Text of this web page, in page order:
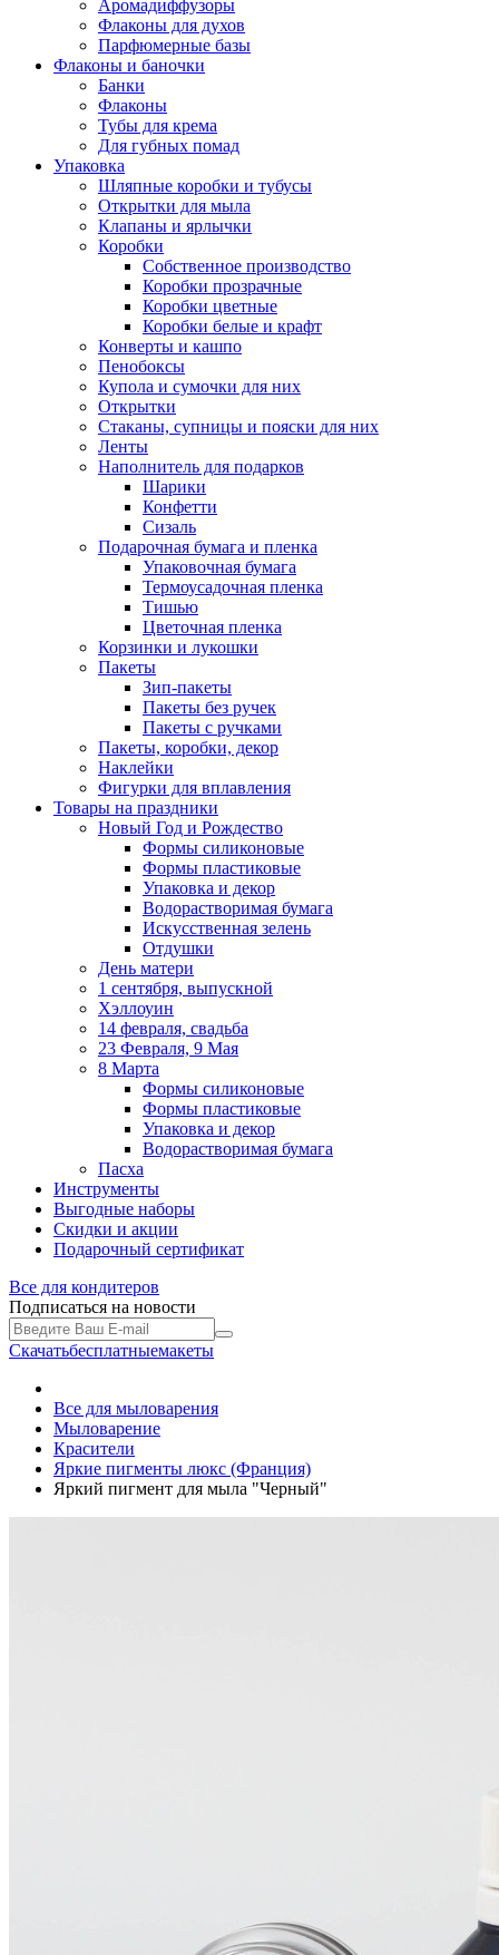
Аромадиффузоры
Флаконы для духов
Парфюмерные базы
Флаконы и баночки
Банки
Флаконы
Тубы для крема
Для губных помад
Упаковка
Шляпные коробки и тубусы
Открытки для мыла
Клапаны и ярлычки
Коробки
Собственное производство
Коробки прозрачные
Коробки цветные
Коробки белые и крафт
Конверты и кашпо
Пенобоксы
Купола и сумочки для них
Открытки
Стаканы, супницы и пояски для них
Ленты
Наполнитель для подарков
Шарики
Конфетти
Сизаль
Подарочная бумага и пленка
Упаковочная бумага
Термоусадочная пленка
Тишью
Цветочная пленка
Корзинки и лукошки
Пакеты
Зип-пакеты
Пакеты без ручек
Пакеты с ручками
Пакеты, коробки, декор
Наклейки
Фигурки для вплавления
Товары на праздники
Новый Год и Рождество
Формы силиконовые
Формы пластиковые
Упаковка и декор
Водорастворимая бумага
Искусственная зелень
Отдушки
День матери
1 сентября, выпускной
Хэллоуин
14 февраля, свадьба
23 Февраля, 9 Мая
8 Марта
Формы силиконовые
Формы пластиковые
Упаковка и декор
Водорастворимая бумага
Пасха
Инструменты
Выгодные наборы
Скидки и акции
Подарочный сертификат
Все для кондитеров
Подписаться на новости
Скачатьбесплатныемакеты
Все для мыловарения
Мыловарение
Красители
Яркие пигменты люкс (Франция)
Яркий пигмент для мыла "Черный"